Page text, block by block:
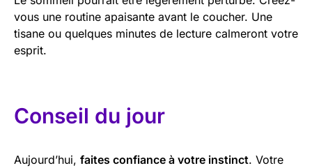
vous une routine apaisante avant le coucher. Une
tisane ou quelques minutes de lecture calmeront votre
esprit.
Conseil du jour
Aujourd’hui, faites confiance à votre instinct. Votre